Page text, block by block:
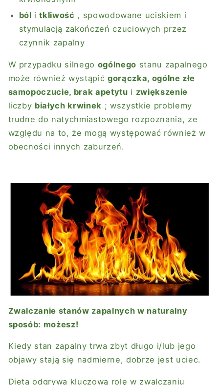
ból itkliwość , spowodowane uciskiem i
stymulacją zakończeń czuciowych przez
czynnik zapalny
W przypadku silnego ogólnego stanu zapalnego
może również wystąpićgorączka, ogólne złe
samopoczucie, brak apetytu i zwiększenie
liczby białych krwinek ; wszystkie problemy
trudne do natychmiastowego rozpoznania, ze
względu na to, że mogą występować również w
obecności innych zaburzeń.
Zwalczanie stanów zapalnych w naturalny
sposób: możesz!
Kiedy stan zapalny trwa zbyt długo i/lub jego
objawy stają się nadmierne, dobrze jest uciec.
Dieta odgrywa kluczową rolę w zwalczaniu